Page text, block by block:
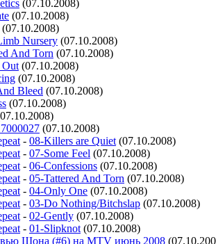
(07.10.2008)
(07.10.2008)
(07.10.2008)
Nursery (07.10.2008)
And Torn (07.10.2008)
Out (07.10.2008)
(07.10.2008)
Bleed (07.10.2008)
(07.10.2008)
(07.10.2008)
- 08-Killers are Quiet (07.10.2008)
- 07-Some Feel (07.10.2008)
- 06-Confessions (07.10.2008)
- 05-Tattered And Torn (07.10.2008)
- 04-Only One (07.10.2008)
- 03-Do Nothing/Bitchslap (07.10.2008)
- 02-Gently (07.10.2008)
- 01-Slipknot (07.10.2008)
Шона (#6) на MTV июнь 2008